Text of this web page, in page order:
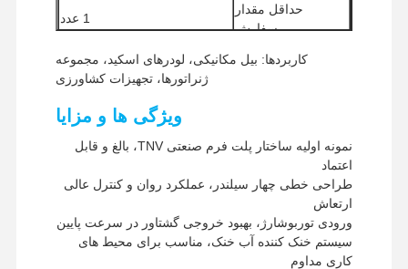
حداقل مقدار
سفارش
1 عدد
روش های پرداخت
وسترن یونیون، T/T
UPS / DHL / EMS / TNT /
کاربردها: بیل مکانیکی، لودرهای اسکید، مجموعه
ژنراتورها، تجهیزات کشاورزی
ویژگی ها و مزایا
نمونه اولیه ساختار پلت فرم صنعتی TNV، بالغ و قابل
اعتماد
طراحی خطی چهار سیلندر، عملکرد روان و کنترل عالی
ارتعاش
ورودی توربوشارژ، بهبود خروجی گشتاور در سرعت پایین
سیستم خنک کننده آب خنک، مناسب برای محیط های
کاری مداوم